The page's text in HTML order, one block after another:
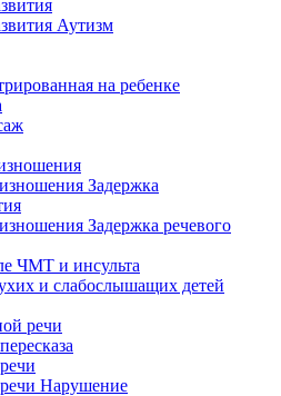
Аутизм
на ребенке
Задержка
Задержка речевого
ЧМТ и инсульта
и слабослышащих детей
речи
Нарушение